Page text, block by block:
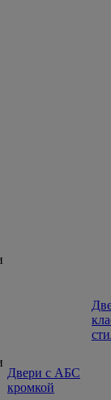
Двери с АБС
кромкой